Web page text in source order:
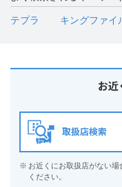
テプラ キングファイ
お近
取扱店検索
※ お近くにお取扱店がない
ください。